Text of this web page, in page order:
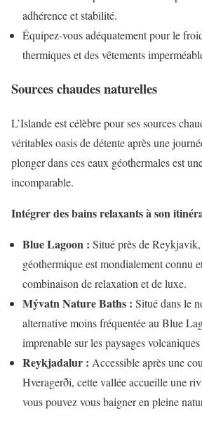
adhérence et stabilité.
Équipez-vous adéquatement pour le
thermiques et des vêtements
Sources chaudes naturelles
L’Islande est célèbre pour ses sources
véritables oasis de détente après une
plonger dans ces eaux géothermales est
incomparable.
Intégrer des bains relaxants à son
Blue Lagoon : Situé près de
géothermique est mondialement connu
combinaison de relaxation et de luxe.
Mývatn Nature Baths : Situé dans le
alternative moins fréquentée au Blue
imprenable sur les paysages
Reykjadalur : Accessible après une
Hveragerði, cette vallée accueille une
vous pouvez vous baigner en pleine